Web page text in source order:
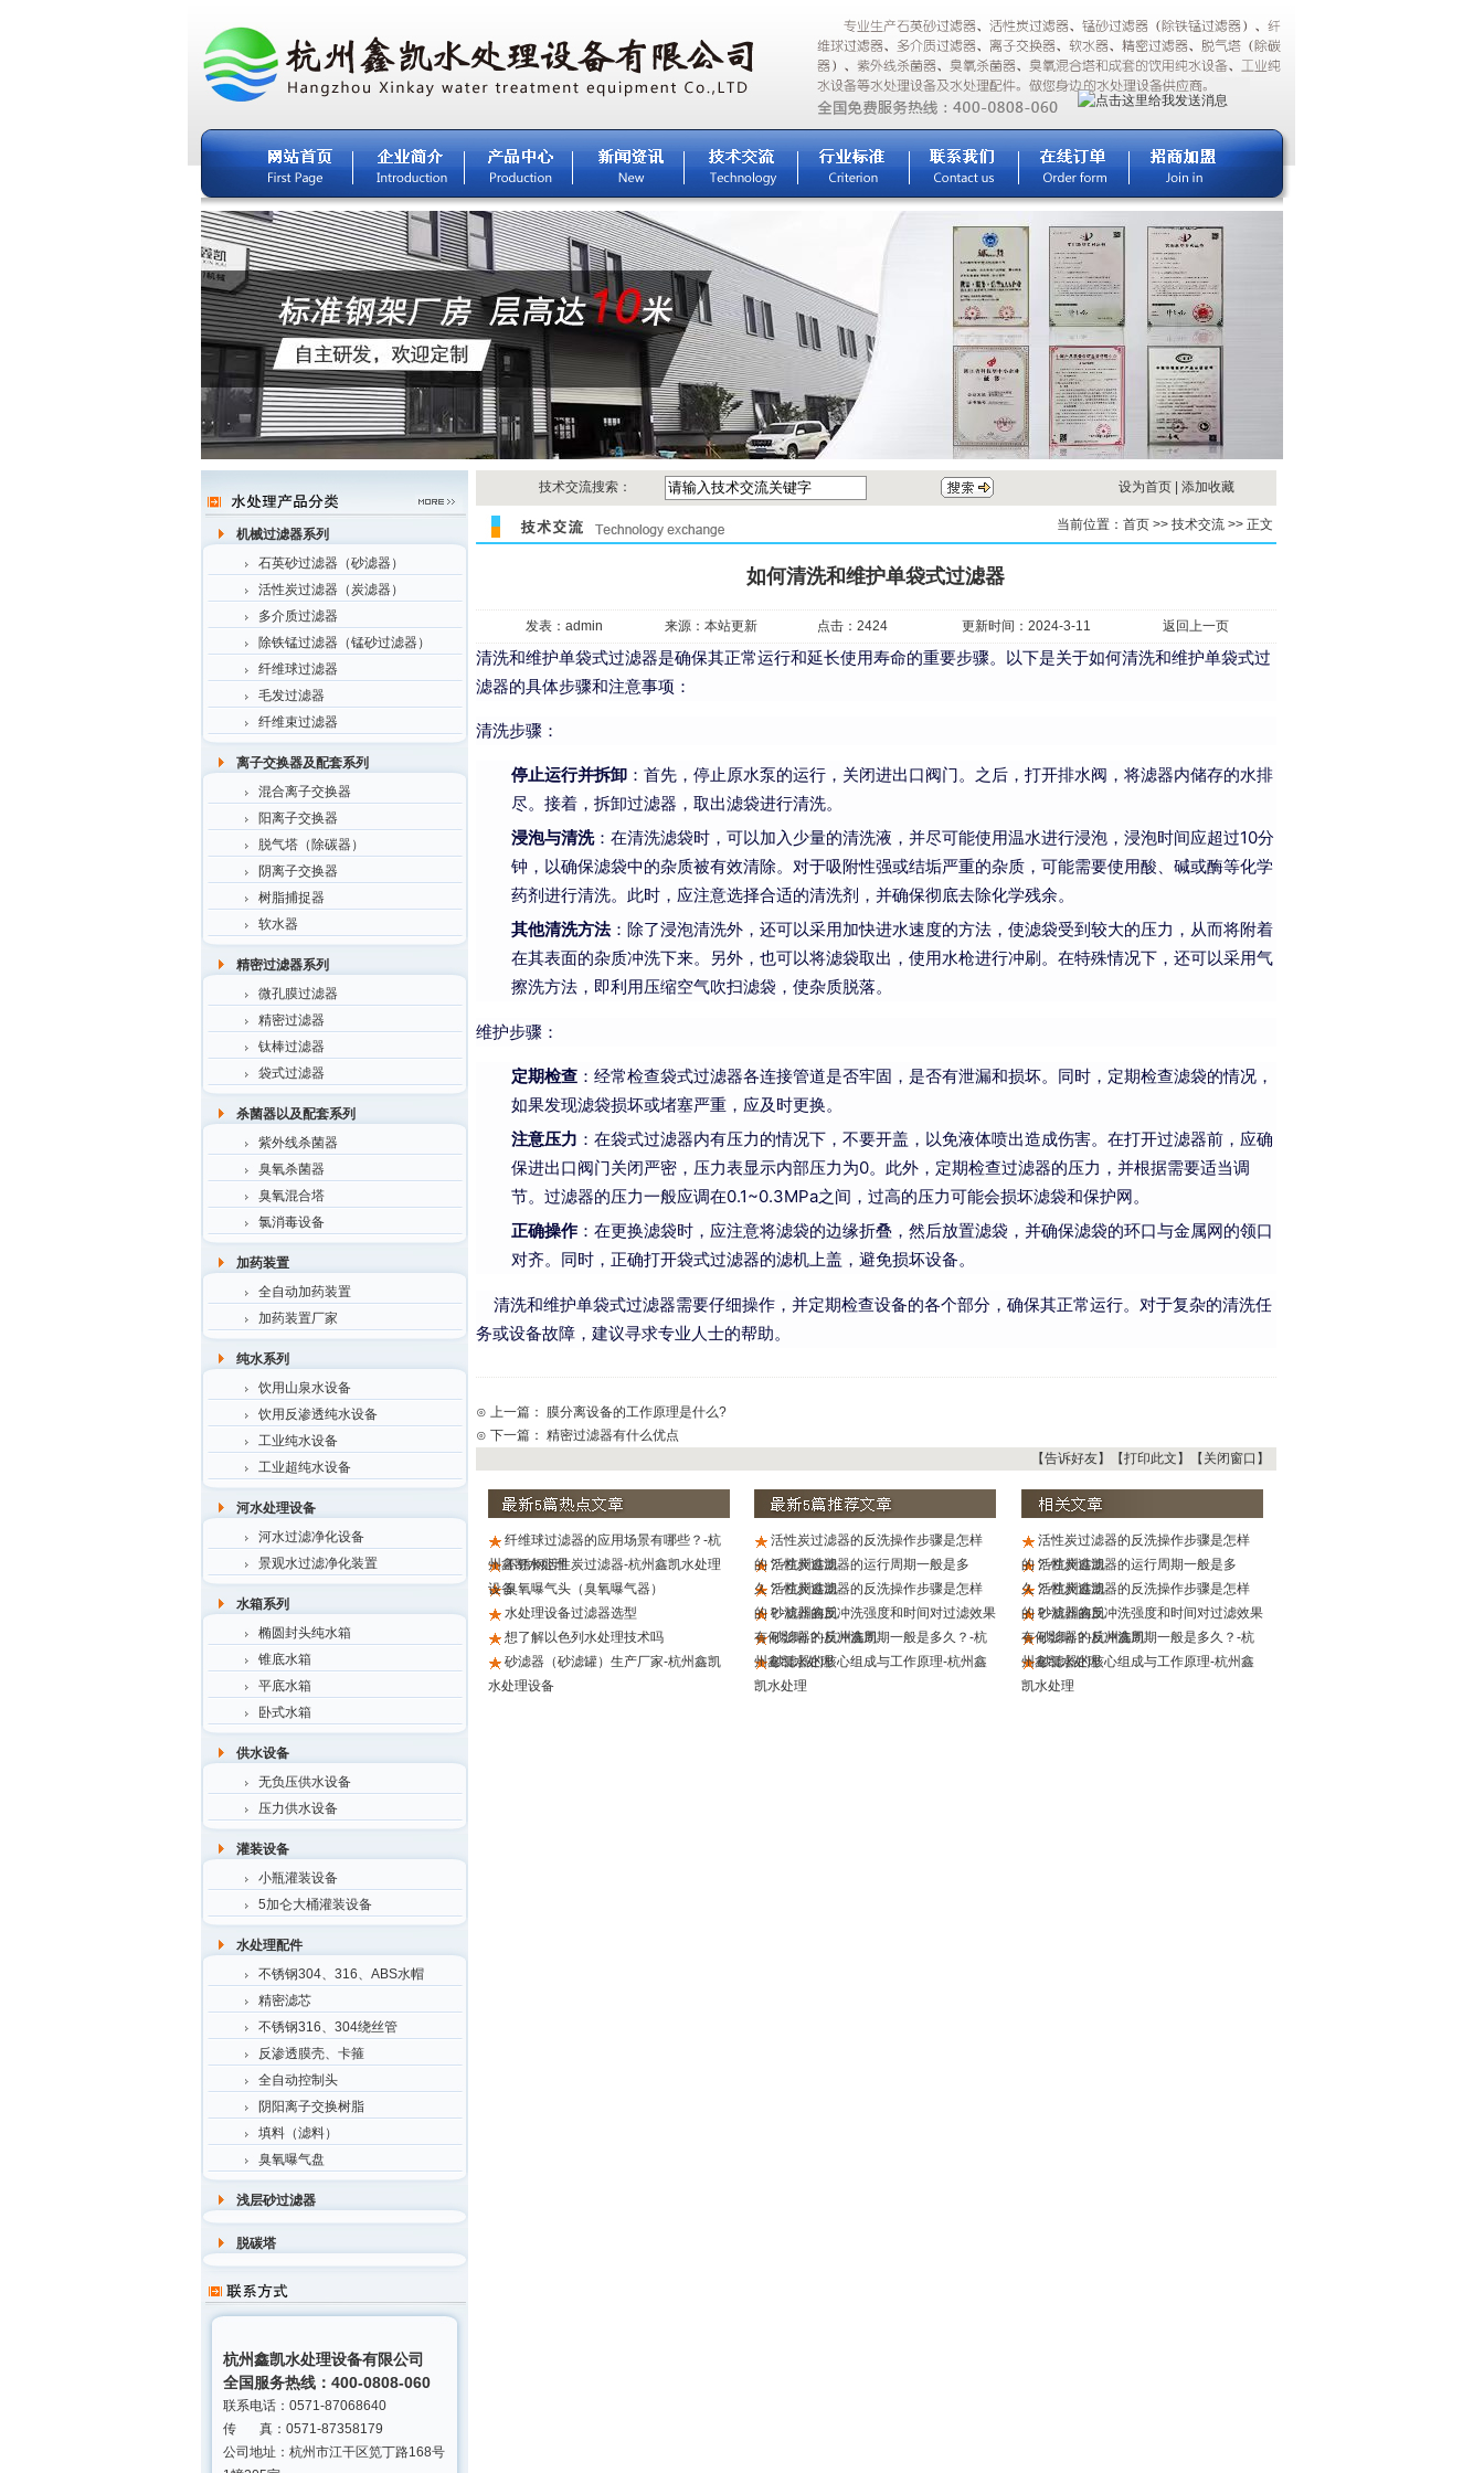
机械过滤器系列
石英砂过滤器（砂滤器）
活性炭过滤器（炭滤器）
多介质过滤器
除铁锰过滤器（锰砂过滤器）
纤维球过滤器
毛发过滤器
纤维束过滤器
离子交换器及配套系列
混合离子交换器
阳离子交换器
脱气塔（除碳器）
阴离子交换器
树脂捕捉器
软水器
精密过滤器系列
微孔膜过滤器
精密过滤器
钛棒过滤器
袋式过滤器
杀菌器以及配套系列
紫外线杀菌器
臭氧杀菌器
臭氧混合塔
氯消毒设备
加药装置
全自动加药装置
加药装置厂家
纯水系列
饮用山泉水设备
饮用反渗透纯水设备
工业纯水设备
工业超纯水设备
河水处理设备
河水过滤净化设备
景观水过滤净化装置
水箱系列
椭圆封头纯水箱
锥底水箱
平底水箱
卧式水箱
供水设备
无负压供水设备
压力供水设备
灌装设备
小瓶灌装设备
5加仑大桶灌装设备
水处理配件
不锈钢304、316、ABS水帽
精密滤芯
不锈钢316、304绕丝管
反渗透膜壳、卡箍
全自动控制头
阴阳离子交换树脂
填料（滤料）
臭氧曝气盘
浅层砂过滤器
脱碳塔
杭州鑫凯水处理设备有限公司
全国服务热线：400-0808-060
联系电话：0571-87068640
传 真：0571-87358179
公司地址：杭州市江干区笕丁路168号
技术交流搜索： 设为首页 添加收藏
当前位置： 首页>> 技术交流>> 正文
如何清洗和维护单袋式过滤器
发表：admin 来源：本站更新 点击：2424 更新时间：2024-3-11 返回上一页
清洗和维护单袋式过滤器是确保其正常运行和延长使用寿命的重要步骤。以下是关于如何清洗和维护单袋式过
滤器的具体步骤和注意事项：
清洗步骤：
停止运行并拆卸：首先，停止原水泵的运行，关闭进出口阀门。之后，打开排水阀，将滤器内储存的水排
尽。接着，拆卸过滤器，取出滤袋进行清洗。
浸泡与清洗：在清洗滤袋时，可以加入少量的清洗液，并尽可能使用温水进行浸泡，浸泡时间应超过10分
钟，以确保滤袋中的杂质被有效清除。对于吸附性强或结垢严重的杂质，可能需要使用酸、碱或酶等化学
药剂进行清洗。此时，应注意选择合适的清洗剂，并确保彻底去除化学残余。
其他清洗方法：除了浸泡清洗外，还可以采用加快进水速度的方法，使滤袋受到较大的压力，从而将附着
在其表面的杂质冲洗下来。另外，也可以将滤袋取出，使用水枪进行冲刷。在特殊情况下，还可以采用气
擦洗方法，即利用压缩空气吹扫滤袋，使杂质脱落。
维护步骤：
定期检查：经常检查袋式过滤器各连接管道是否牢固，是否有泄漏和损坏。同时，定期检查滤袋的情况，
如果发现滤袋损坏或堵塞严重，应及时更换。
注意压力 ：在袋式过滤器内有压力的情况下，不要开盖，以免液体喷出造成伤害。在打开过滤器前，应确
保进出口阀门关闭严密，压力表显示内部压力为0。此外，定期检查过滤器的压力，并根据需要适当调
节。过滤器的压力一般应调在0.1~0.3MPa之间，过高的压力可能会损坏滤袋和保护网。
正确操作：在更换滤袋时，应注意将滤袋的边缘折叠，然后放置滤袋，并确保滤袋的环口与金属网的领口
对齐。同时，正确打开袋式过滤器的滤机上盖，避免损坏设备。
清洗和维护单袋式过滤器需要仔细操作，并定期检查设备的各个部分，确保其正常运行。对于复杂的清洗任
务或设备故障，建议寻求专业人士的帮助。
⊙ 上一篇：
膜分离设备的工作原理是什么?
⊙ 下一篇： 精密过滤器有什么优点
【告诉好友】
【打印此文】 【关闭窗口】
纤维球过滤器的应用场景有哪些？-杭
州鑫凯水处理
不锈钢活性炭过滤器-杭州鑫凯水处理
设备臭氧曝气头（臭氧曝气器）
水处理设备过滤器选型
想了解以色列水处理技术吗
砂滤器（砂滤罐）生产厂家-杭州鑫凯
水处理设备
活性炭过滤器的反洗操作步骤是怎样
的？-杭州鑫凯
活性炭过滤器的运行周期一般是多
久？-杭州鑫凯
活性炭过滤器的反洗操作步骤是怎样
的？-杭州鑫凯
砂滤器的反冲洗强度和时间对过滤效果
有何影响？-杭州鑫凯
砂滤器的反冲洗周期一般是多久？-杭
州鑫凯水处理
砂滤器的核心组成与工作原理-杭州鑫
凯水处理
活性炭过滤器的反洗操作步骤是怎样
的？-杭州鑫凯
活性炭过滤器的运行周期一般是多
久？-杭州鑫凯
活性炭过滤器的反洗操作步骤是怎样
的？-杭州鑫凯
砂滤器的反冲洗强度和时间对过滤效果
有何影响？-杭州鑫凯
砂滤器的反冲洗周期一般是多久？-杭
州鑫凯水处理
砂滤器的核心组成与工作原理-杭州鑫
凯水处理